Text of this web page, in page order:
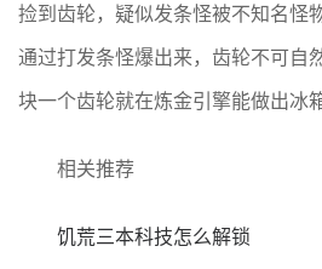
捡到齿轮，疑似发条怪被不知名怪
通过打发条怪爆出来，齿轮不可自
块一个齿轮就在炼金引擎能做出冰箱
相关推荐
饥荒三本科技怎么解锁